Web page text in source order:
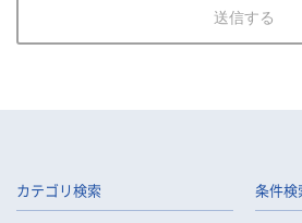
当社は、お客様等の個人データについ
い、滅失又は毀損等の防止に努め、個
られるよう、必要かつ適切な監督を行い
送信する
カテゴリ検索 条件検